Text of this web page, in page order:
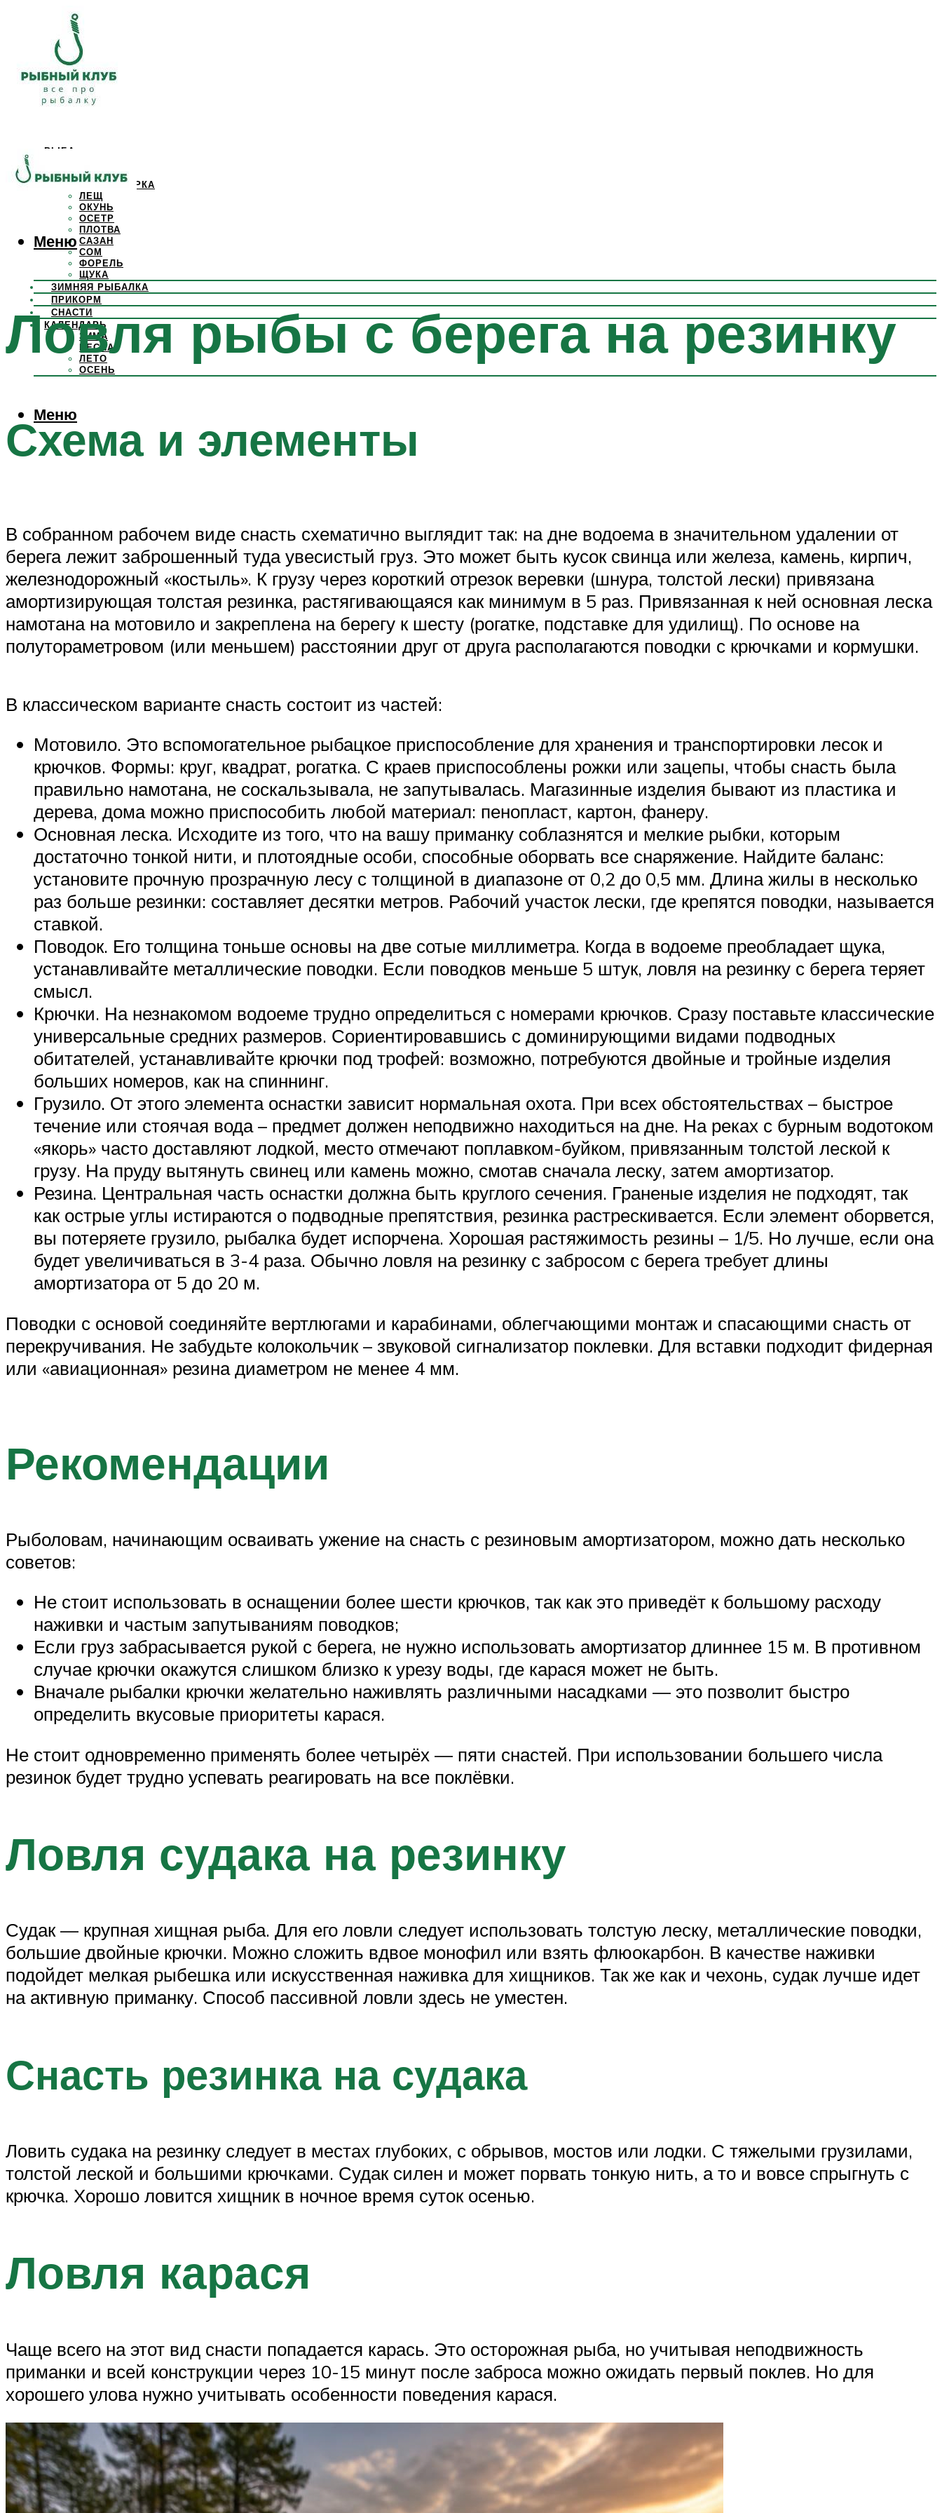
РЫБА
КАРП
КРАСНОПЕРКА
ЛЕЩ
ОКУНЬ
ОСЕТР
ПЛОТВА
САЗАН
СОМ
ФОРЕЛЬ
ЩУКА
ЗИМНЯЯ РЫБАЛКА
ПРИКОРМ
СНАСТИ
КАЛЕНДАРЬ
ЗИМА
ВЕСНА
ЛЕТО
ОСЕНЬ
Меню
Меню
Ловля рыбы с берега на резинку
Схема и элементы
В собранном рабочем виде снасть схематично выглядит так: на дне водоема в значительном удалении от
берега лежит заброшенный туда увесистый груз. Это может быть кусок свинца или железа, камень, кирпич,
железнодорожный «костыль». К грузу через короткий отрезок веревки (шнура, толстой лески) привязана
амортизирующая толстая резинка, растягивающаяся как минимум в 5 раз. Привязанная к ней основная леска
намотана на мотовило и закреплена на берегу к шесту (рогатке, подставке для удилищ). По основе на
полутораметровом (или меньшем) расстоянии друг от друга располагаются поводки с крючками и кормушки.
В классическом варианте снасть состоит из частей:
Мотовило. Это вспомогательное рыбацкое приспособление для хранения и транспортировки лесок и
крючков. Формы: круг, квадрат, рогатка. С краев приспособлены рожки или зацепы, чтобы снасть была
правильно намотана, не соскальзывала, не запутывалась. Магазинные изделия бывают из пластика и
дерева, дома можно приспособить любой материал: пенопласт, картон, фанеру.
Основная леска. Исходите из того, что на вашу приманку соблазнятся и мелкие рыбки, которым
достаточно тонкой нити, и плотоядные особи, способные оборвать все снаряжение. Найдите баланс:
установите прочную прозрачную лесу с толщиной в диапазоне от 0,2 до 0,5 мм. Длина жилы в несколько
раз больше резинки: составляет десятки метров. Рабочий участок лески, где крепятся поводки, называется
ставкой.
Поводок. Его толщина тоньше основы на две сотые миллиметра. Когда в водоеме преобладает щука,
устанавливайте металлические поводки. Если поводков меньше 5 штук, ловля на резинку с берега теряет
смысл.
Крючки. На незнакомом водоеме трудно определиться с номерами крючков. Сразу поставьте классические
универсальные средних размеров. Сориентировавшись с доминирующими видами подводных
обитателей, устанавливайте крючки под трофей: возможно, потребуются двойные и тройные изделия
больших номеров, как на спиннинг.
Грузило. От этого элемента оснастки зависит нормальная охота. При всех обстоятельствах – быстрое
течение или стоячая вода – предмет должен неподвижно находиться на дне. На реках с бурным водотоком
«якорь» часто доставляют лодкой, место отмечают поплавком-буйком, привязанным толстой леской к
грузу. На пруду вытянуть свинец или камень можно, смотав сначала леску, затем амортизатор.
Резина. Центральная часть оснастки должна быть круглого сечения. Граненые изделия не подходят, так
как острые углы истираются о подводные препятствия, резинка растрескивается. Если элемент оборвется,
вы потеряете грузило, рыбалка будет испорчена. Хорошая растяжимость резины – 1/5. Но лучше, если она
будет увеличиваться в 3-4 раза. Обычно ловля на резинку с забросом с берега требует длины
амортизатора от 5 до 20 м.
Поводки с основой соединяйте вертлюгами и карабинами, облегчающими монтаж и спасающими снасть от
перекручивания. Не забудьте колокольчик – звуковой сигнализатор поклевки. Для вставки подходит фидерная
или «авиационная» резина диаметром не менее 4 мм.
Рекомендации
Рыболовам, начинающим осваивать ужение на снасть с резиновым амортизатором, можно дать несколько
советов:
Не стоит использовать в оснащении более шести крючков, так как это приведёт к большому расходу
наживки и частым запутываниям поводков;
Если груз забрасывается рукой с берега, не нужно использовать амортизатор длиннее 15 м. В противном
случае крючки окажутся слишком близко к урезу воды, где карася может не быть.
Вначале рыбалки крючки желательно наживлять различными насадками — это позволит быстро
определить вкусовые приоритеты карася.
Не стоит одновременно применять более четырёх — пяти снастей. При использовании большего числа
резинок будет трудно успевать реагировать на все поклёвки.
Ловля судака на резинку
Судак — крупная хищная рыба. Для его ловли следует использовать толстую леску, металлические поводки,
большие двойные крючки. Можно сложить вдвое монофил или взять флюокарбон. В качестве наживки
подойдет мелкая рыбешка или искусственная наживка для хищников. Так же как и чехонь, судак лучше идет
на активную приманку. Способ пассивной ловли здесь не уместен.
Снасть резинка на судака
Ловить судака на резинку следует в местах глубоких, с обрывов, мостов или лодки. С тяжелыми грузилами,
толстой леской и большими крючками. Судак силен и может порвать тонкую нить, а то и вовсе спрыгнуть с
крючка. Хорошо ловится хищник в ночное время суток осенью.
Ловля карася
Чаще всего на этот вид снасти попадается карась. Это осторожная рыба, но учитывая неподвижность
приманки и всей конструкции через 10-15 минут после заброса можно ожидать первый поклев. Но для
хорошего улова нужно учитывать особенности поведения карася.